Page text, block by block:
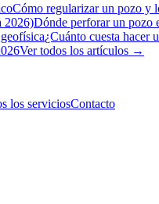
Cómo regularizar un pozo y
2026)Dónde perforar un pozo
¿Cuánto cuesta hacer
Ver todos los artículos →
los serviciosContacto